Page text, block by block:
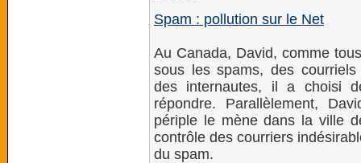
Spam : pollution sur le Net
Au Canada, David, comme
sous les spams, des
des internautes, il a choisi
répondre. Parallèlement,
périple le mène dans la ville
contrôle des courriers
du spam.